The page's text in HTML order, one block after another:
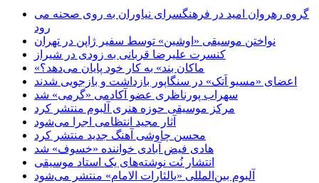
گروه رهروان امید در فرهنگسرای نیاوران به روی صحنه می
رود
نواختن موسیقی «اوشین» توسط سفیر ژاپن در تهران
کنسرت علیرضا قربانی به زودی در شیراز
«ماکان بند» به کار خود پایان می‌دهد؟
اعضای «مسیو اَتک» در سنگاپور بازداشت و بازجویی شدند
سهراب پورناظری عضو آکادمی «گرمی» شد
مرکز موسیقی حوزه هنری آلبوم منتشر کرد
آثار مجید انتظامی اجرا می‌شود
محسن چاوشی آهنگ جدید منتشر کرد
هادی فیض آبادی خواننده «خسوف» شد
انتشار نُت نوشته‌های یک استاد موسیقی
آلبوم بین‌المللی «یالثارات الامام» منتشر می‌شود